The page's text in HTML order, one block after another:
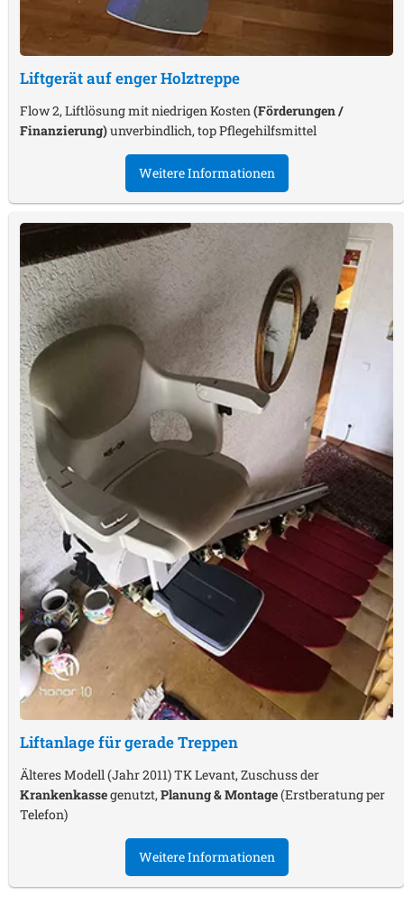
Liftgerät auf enger Holztreppe
Flow 2, Liftlösung mit niedrigen Kosten (Förderungen /
Finanzierung)unverbindlich, top Pflegehilfsmittel
Weitere Informationen
Liftanlage für gerade Treppen
Älteres Modell (Jahr 2011) TK Levant, Zuschuss der
Krankenkassegenutzt,Planung & Montage(Erstberatung per
Telefon)
Weitere Informationen